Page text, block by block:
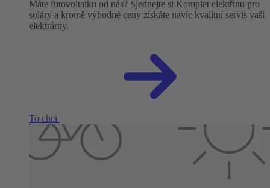
Máte fotovoltaiku od nás? Sjednejte si Komplet elektřinu pro
soláry a kromě výhodné ceny získáte navíc kvalitní servis vaší
elektrárny.
To chci